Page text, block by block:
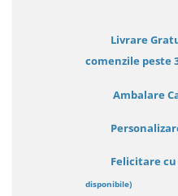
Livrare
comenzile peste
Ambalare
Felicitare
disponibile)